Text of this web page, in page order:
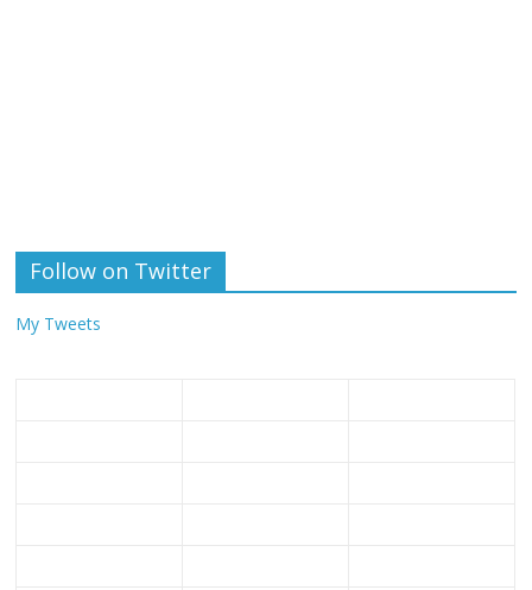
Follow on Twitter
My Tweets